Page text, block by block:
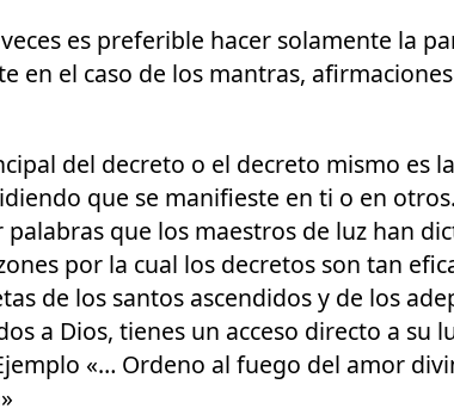
es preferible hacer solamente la
en el caso de los mantras,
del decreto o el decreto mismo es
que se manifieste en ti o en
que los maestros de luz han
por la cual los decretos son tan
de los santos ascendidos y de los
a Dios, tienes un acceso directo a su
«… Ordeno al fuego del amor